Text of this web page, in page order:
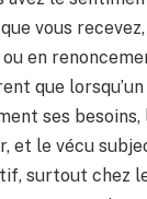
vous
en
que
ses besoins,
et le vécu
surtout chez